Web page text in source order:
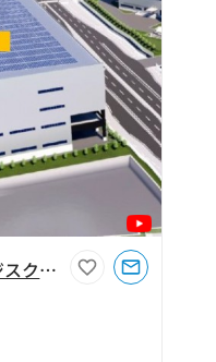
【埼玉県ふじみ野市】ロジスクエアふじみ野C